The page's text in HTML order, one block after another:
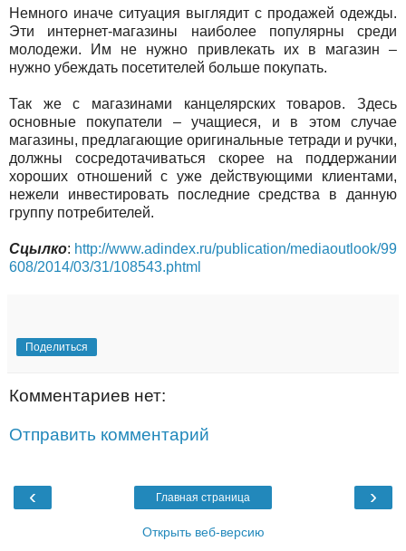
Немного иначе ситуация выглядит с продажей одежды.
Эти интернет-магазины наиболее популярны среди
молодежи. Им не нужно привлекать их в магазин –
нужно убеждать посетителей больше покупать.
Так же с магазинами канцелярских товаров. Здесь
основные покупатели – учащиеся, и в этом случае
магазины, предлагающие оригинальные тетради и ручки,
должны сосредотачиваться скорее на поддержании
хороших отношений с уже действующими клиентами,
нежели инвестировать последние средства в данную
группу потребителей.
Сцылко: http://www.adindex.ru/publication/mediaoutlook/99
608/2014/03/31/108543.phtml
Поделиться
Комментариев нет:
Отправить комментарий
‹ ›
Главная страница
Открыть веб-версию